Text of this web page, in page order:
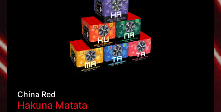
China Red
Hakuna Matata